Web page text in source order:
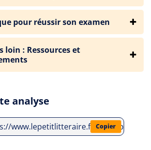
pour réussir son examen
loin : Ressources et
analyse
www.lepetitlitteraire.fr/index.php/
Copier